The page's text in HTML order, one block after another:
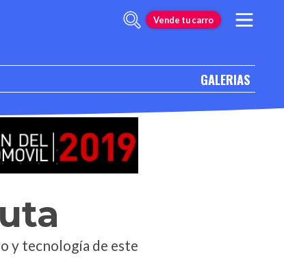
Vende tu carro
GALERIAS
y tecnología de este